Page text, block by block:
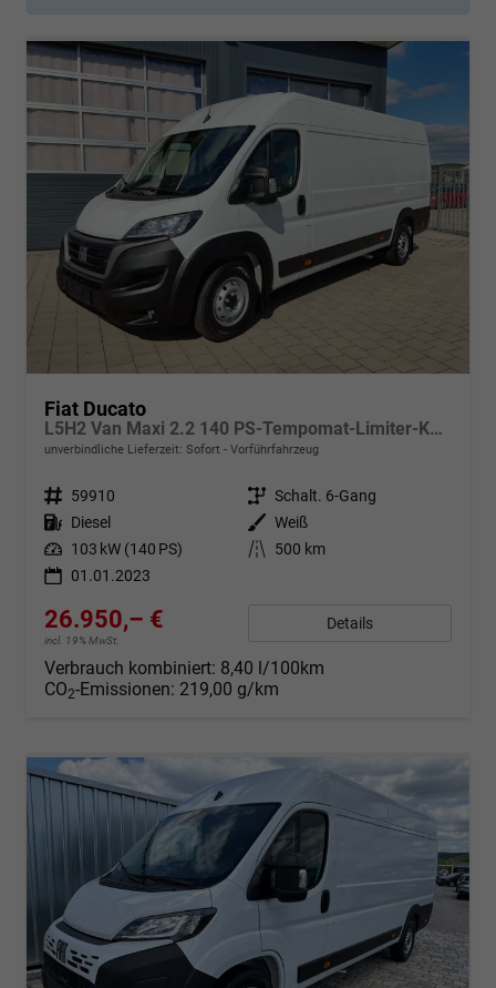
Fiat Ducato
L5H2 Van Maxi 2.2 140 PS-Tempomat-Limiter-Kurvenlicht-NSW-ZVmitFunk-Sofort
unverbindliche Lieferzeit: Sofort Vorführfahrzeug
Fahrzeugnr. 59910 Getriebe Schalt. 6-Gang
Kraftstoff Diesel Außenfarbe Weiß
Leistung 103 kW (140 PS) Kilometerstand
500 km
01.01.2023
26.950,– €
incl. 19% MwSt.
Details
Verbrauch kombiniert: 8,40 l/100km
CO2-Emissionen: 219,00 g/km